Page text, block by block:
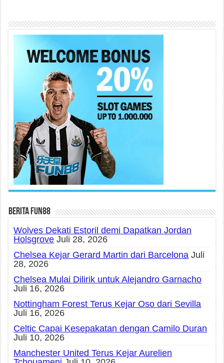
Berita fun88
Wolves Dekati Estoril demi Dapatkan Jordan
Holsgrove Juli 28, 2026
Chelsea Kejar Gerard Martin dari Barcelona Juli
28, 2026
Chelsea Mulai Dilirik untuk Alejandro Garnacho
Juli 16, 2026
Nottingham Forest Terus Kejar Oso dari Sevilla
Juli 16, 2026
Celtic Capai Kesepakatan dengan Camilo Duran
Juli 10, 2026
Manchester United Terus Kejar Aurelien